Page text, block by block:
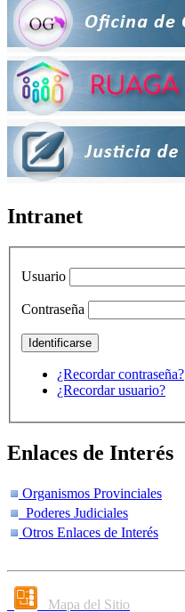
Intranet
Usuario
Contraseña
¿Recordar contraseña?
¿Recordar usuario?
Enlaces de Interés
Organismos Provinciales
Poderes Judiciales
Otros Enlaces de Interés
Mapa del Sitio